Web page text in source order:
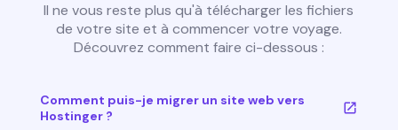
Il ne vous reste plus qu'à télécharger les fichiers
de votre site et à commencer votre voyage.
Découvrez comment faire ci-dessous :
Comment puis-je migrer un site web vers
Hostinger ?